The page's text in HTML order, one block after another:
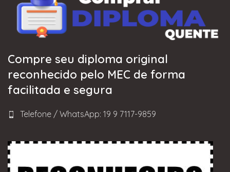
Compre seu diploma original
reconhecido pelo MEC de forma
facilitada e segura
Telefone / WhatsApp: 19 9 7117-9859